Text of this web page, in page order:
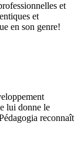
et
et
en son genre!
lui donne le
reconnaît